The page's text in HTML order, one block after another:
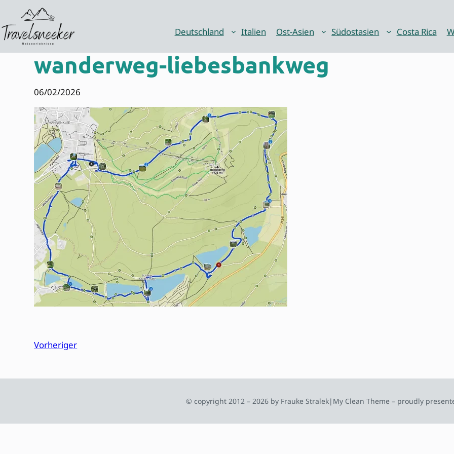
Inhalt
springen
Deutschland Italien Ost-Asien Südostasien Costa Rica
wanderweg-liebesbankweg
06/02/2026
Vorheriger
© copyright 2012 – 2026 by Frauke Stralek| My Clean Theme – proudly